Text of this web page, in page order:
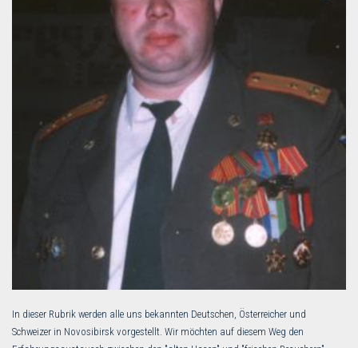
In dieser Rubrik werden alle uns bekannten Deutschen, Österreicher und
Schweizer in Novosibirsk vorgestellt. Wir möchten auf diesem Weg den